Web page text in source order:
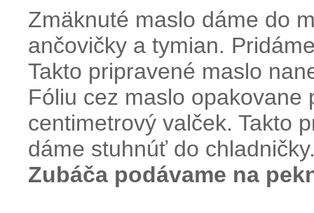
Zmäknuté maslo dáme do
ančovičky a tymian.
Takto pripravené maslo
Fóliu cez maslo
centimetrový valček. Takto
dáme stuhnúť do
Zubáča podávame na